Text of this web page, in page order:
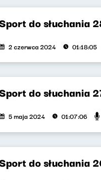
do słuchania
2 czerwca 2024 01:18:05
do słuchania
5 maja 2024 01:07:06
do słuchania